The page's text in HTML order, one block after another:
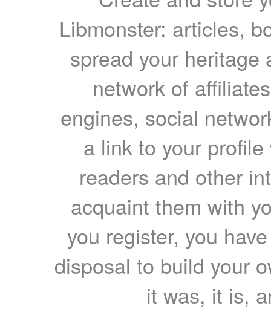
Libmonster: articles,
spread your heritage
network of
engines, social
a link to your
readers and other
acquaint them with
you register, you
disposal to build your
it was, it is,